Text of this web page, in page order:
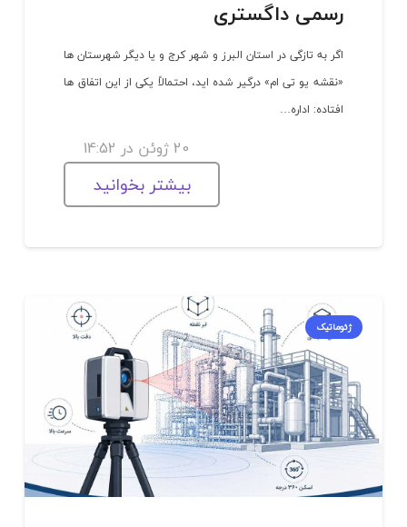
رسمی داگستری
اگر به تازگی در استان البرز و شهر کرج و یا دیگر شهرستان ها
«نقشه یو تی ام» درگیر شده اید، احتمالاً یکی از این اتفاق ها
افتاده: اداره…
20 ژوئن در 14:52
بیشتر بخوانید
ژئوماتیک